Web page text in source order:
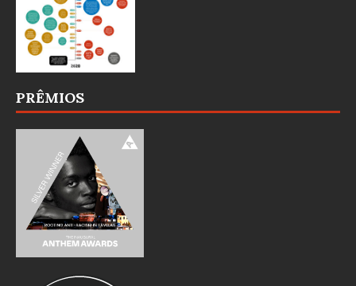
PRÊMIOS